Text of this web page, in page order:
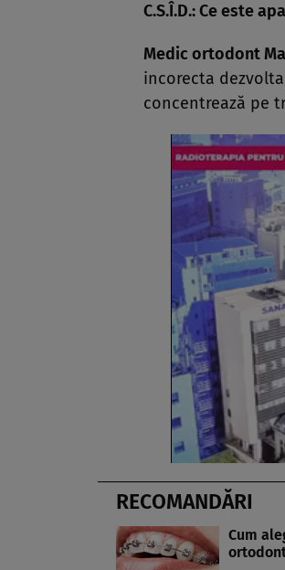
C.S.Î.D.: Ce este
Medic ortodont
incorecta
concentrează pe
RECOMANDĂRI
Cum